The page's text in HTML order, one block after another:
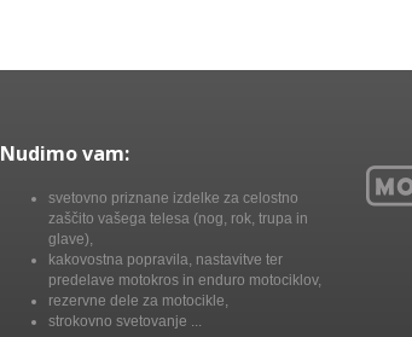
Nudimo vam:
svetovno priznane izdelke za celostno
zaščito vašega telesa (nog, rok, trupa in
glave),
kakovostna popravila, nastavitve ter
predelave motokros in enduro motociklov,
rezervne dele za motocikle,
strokovno svetovanje ...